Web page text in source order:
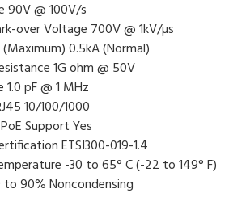
90V @ 100V/s
over Voltage 700V @ 1kV/µs
0.5kA (Normal)
1G ohm @ 50V
pF @ 1 MHz
10/100/1000
Support Yes
ETSI300-019-1.4
-30 to 65° C (-22 to 149° F)
90% Noncondensing